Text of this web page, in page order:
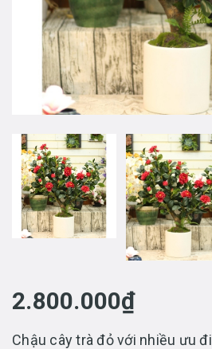
2.800.000₫
Chậu cây trà đỏ với nhiều ưu